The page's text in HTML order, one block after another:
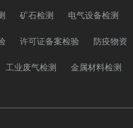
矿石检测 电气设备检测
许可证备案检验 防疫物资
工业废气检测 金属材料检测